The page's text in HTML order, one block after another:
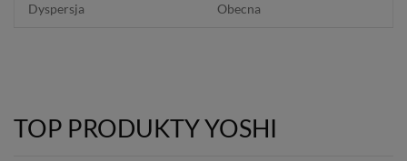
Dyspersja Obecna
TOP PRODUKTY YOSHI